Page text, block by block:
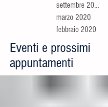
settembre 2020
marzo 2020
febbraio 2020
Eventi e prossimi
appuntamenti